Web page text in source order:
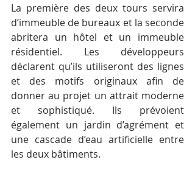
La première des deux tours servira
d’immeuble de bureaux et la seconde
abritera un hôtel et un immeuble
résidentiel. Les développeurs
déclarent qu’ils utiliseront des lignes
et des motifs originaux afin de
donner au projet un attrait moderne
et sophistiqué. Ils prévoient
également un jardin d’agrément et
une cascade d’eau artificielle entre
les deux bâtiments.